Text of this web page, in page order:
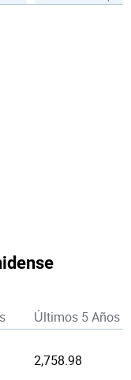
Últimos 5 Años
2,758.98